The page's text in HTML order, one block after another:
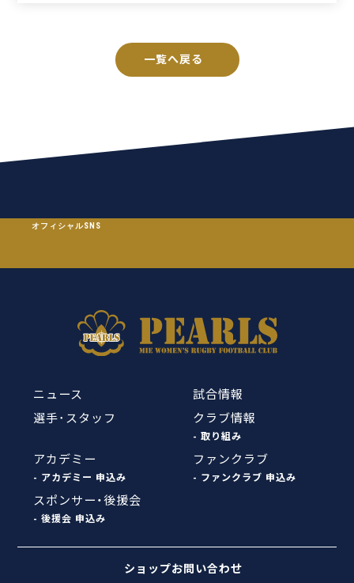
一覧へ戻る
オフィシャルSNS
ニュース
試合情報
選手･スタッフ
クラブ情報
- 取り組み
アカデミー
- アカデミー 申込み
ファンクラブ
- ファンクラブ 申込み
スポンサー・後援会
- 後援会 申込み
ショップお問い合わせ